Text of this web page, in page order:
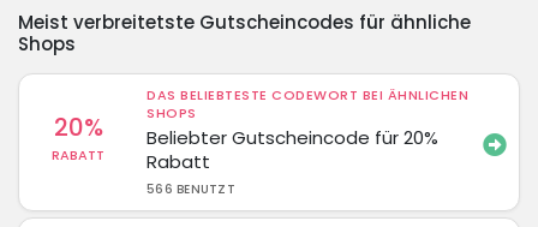
Meist verbreitetste Gutscheincodes für ähnliche
Shops
20%
RABATT
DAS BELIEBTESTE CODEWORT BEI ÄHNLICHEN
SHOPS
Beliebter Gutscheincode für 20%
Rabatt
566 BENUTZT